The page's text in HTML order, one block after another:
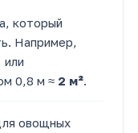
который
Например,
или
0,8 м ≈ 2 м².
овощных